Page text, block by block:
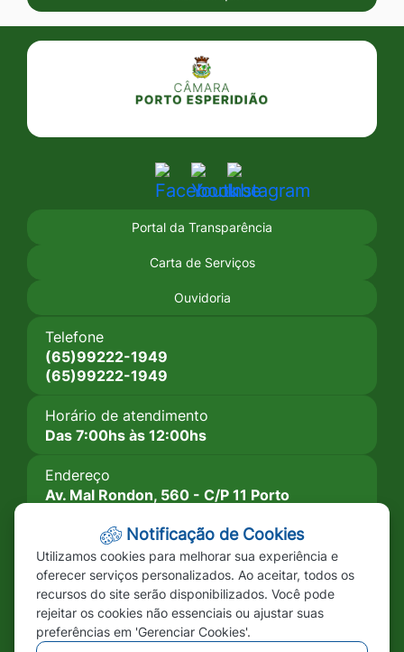
Seção do Rodapé e Contato
Acessar
Rede
Social
Facebook
Acessar
Rede
Social
Youtube
Acessar
Rede
Social
Portal da Transparência
Carta de Serviços
Ouvidoria
Telefone
(65)99222-1949
(65)99222-1949
Horário de atendimento
Das 7:00hs às 12:00hs
Endereço
Av. Mal Rondon, 560 - C/P 11 Porto
Imprensa
A Câmara
Legislação
Vereadores
Notificação de Cookies
Utilizamos cookies para melhorar sua experiência e
oferecer serviços personalizados. Ao aceitar, todos os
recursos do site serão disponibilizados. Você pode
rejeitar os cookies não essenciais ou ajustar suas
preferências em 'Gerenciar Cookies'.